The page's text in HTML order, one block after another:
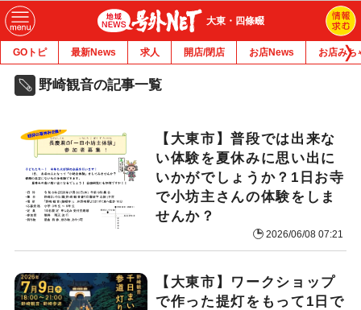
大東・四條畷
GOトピ 最新News 求人 開店/閉店 お店News お店みち
野崎観音の記事一覧
【大東市】普段では出来な
い体験を夏休みに思い出に
いかがでしょうか？1日お寺
で小坊主さんの体験をしま
せんか？
2026/06/08 07:21
【大東市】ワークショップ
で作った提灯をもって1日で